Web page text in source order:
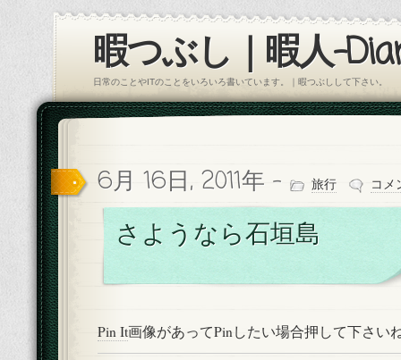
暇つぶし｜暇人-
日常のことやITのことをいろいろ書いています。｜暇つぶしして下さい。
6月 16日, 2011年 - 旅行 コメ
さようなら石垣島
Pin It画像があってPinしたい場合押して下さい